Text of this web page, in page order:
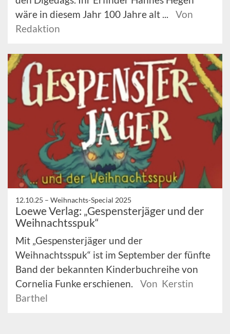
wäre in diesem Jahr 100 Jahre alt ...
Von
Redaktion
12.10.25 – Weihnachts-Special 2025
Loewe Verlag: „Gespensterjäger und der
Weihnachtsspuk“
Mit „Gespensterjäger und der
Weihnachtsspuk“ ist im September der fünfte
Band der bekannten Kinderbuchreihe von
Cornelia Funke erschienen.
Von Kerstin
Barthel